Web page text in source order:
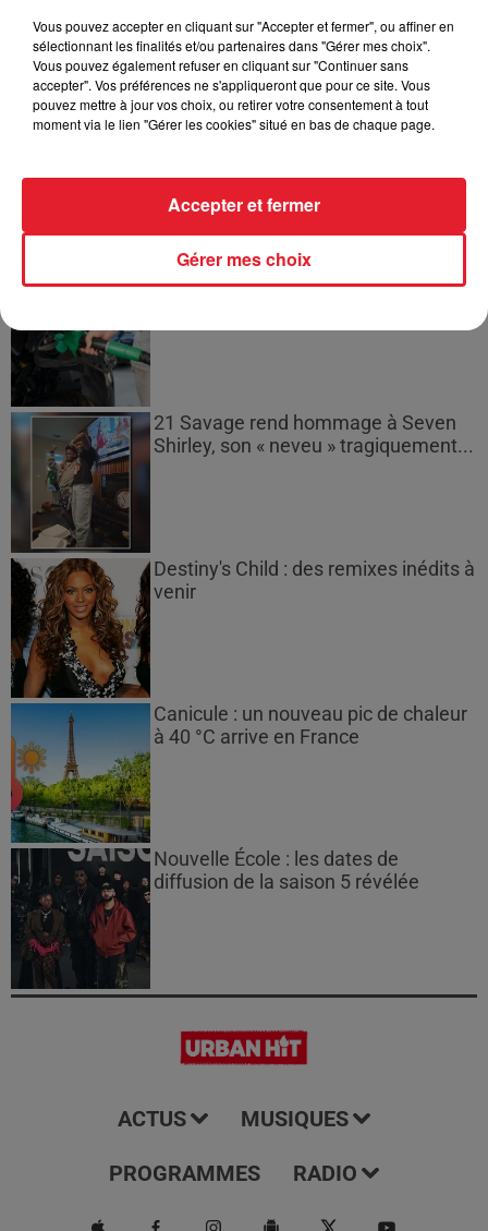
l'extinction...
Bouches-du-Rhône : les ossements
21 Savage rend hommage à Seven
Shirley, son « neveu » tragiquement...
Destiny's Child : des remixes inédits à
venir
Canicule : un nouveau pic de chaleur
à 40 °C arrive en France
Nouvelle École : les dates de
diffusion de la saison 5 révélée
ACTUS MUSIQUES
PROGRAMMES RADIO
Vous pouvez accepter en cliquant sur "Accepter et fermer", ou affiner en
sélectionnant les finalités et/ou partenaires dans "Gérer mes choix".
Vous pouvez également refuser en cliquant sur "Continuer sans
accepter". Vos préférences ne s'appliqueront que pour ce site. Vous
pouvez mettre à jour vos choix, ou retirer votre consentement à tout
moment via le lien "Gérer les cookies" situé en bas de chaque page.
Gérer mes choix
Accepter et fermer